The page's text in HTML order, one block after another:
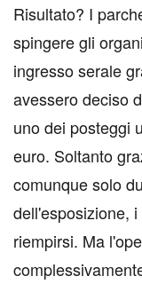
Risultato? I
spingere gli
ingresso serale
avessero deciso
uno dei posteggi
euro. Soltanto
comunque solo
dell'esposizione,
riempirsi. Ma